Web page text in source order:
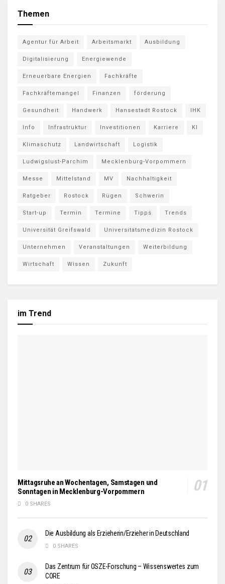
Themen
Agentur für Arbeit Arbeitsmarkt Ausbildung
Digitalisierung Energiewende
Erneuerbare Energien Fachkräfte
Fachkräftemangel Finanzen förderung
Gesundheit Handwerk Hansestadt Rostock IHK
Info Infrastruktur Investitionen Karriere KI
Klimaschutz Landwirtschaft Logistik
Ludwigslust-Parchim Mecklenburg-Vorpommern
Messe Mittelstand MV Nachhaltigkeit
Ratgeber Rostock Rügen Schwerin
Start-up Termin Termine Tipps Trends
Universität Greifswald Universitätsmedizin Rostock
Unternehmen Veranstaltungen Weiterbildung
Wirtschaft Wissen Zukunft
im Trend
Mittagsruhe an Wochentagen, Samstagen und
Sonntagen in Mecklenburg-Vorpommern
0 SHARES
Die Ausbildung als Erzieherin/Erzieher in Deutschland
0 SHARES
Das Zentrum für OSZE-Forschung – Wissenswertes zum
CORE